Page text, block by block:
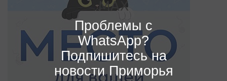
Проблемы с
WhatsApp?
Подпишитесь на
новости Приморья